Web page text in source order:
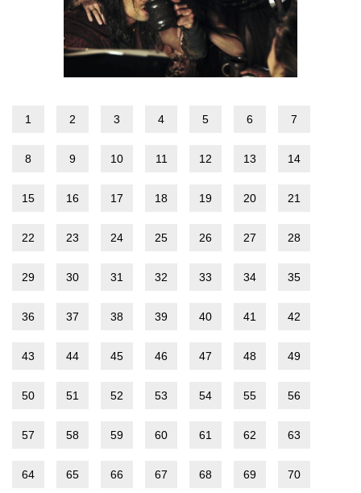
1 2 3 4 5 6 7
8 9 10 11 12 13 14
15 16 17 18 19 20 21
22 23 24 25 26 27 28
29 30 31 32 33 34 35
36 37 38 39 40 41 42
43 44 45 46 47 48 49
50 51 52 53 54 55 56
57 58 59 60 61 62 63
64 65 66 67 68 69 70